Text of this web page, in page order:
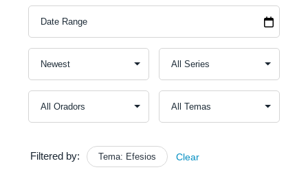
Filtered by: Tema: Efesios Clear